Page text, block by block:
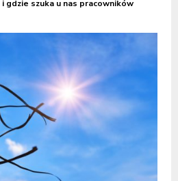
i gdzie szuka u nas pracowników